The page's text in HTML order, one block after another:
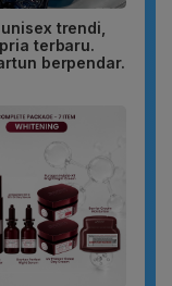
trendi,
terbaru.
berpendar.